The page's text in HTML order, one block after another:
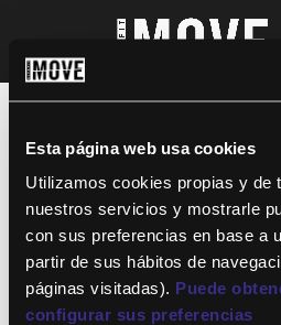
Esta página web usa cookies
Utilizamos cookies propias y de
nuestros servicios y mostrarle
con sus preferencias en base a
partir de sus hábitos de
páginas visitadas). Puede
configurar sus preferencias
¡Para disfrutar de
así podrás acceder a
entrenamientos y